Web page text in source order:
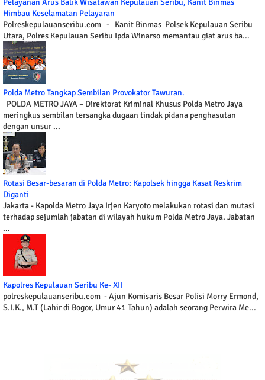
Himbau Keselamatan Pelayaran
Polreskepulauanseribu.com - Kanit Binmas Polsek Kepulauan Seribu
Utara, Polres Kepulauan Seribu Ipda Winarso memantau giat arus ba...
Polda Metro Tangkap Sembilan Provokator Tawuran.
POLDA METRO JAYA – Direktorat Kriminal Khusus Polda Metro Jaya
meringkus sembilan tersangka dugaan tindak pidana penghasutan
dengan unsur ...
Rotasi Besar-besaran di Polda Metro: Kapolsek hingga Kasat Reskrim
Diganti
Jakarta - Kapolda Metro Jaya Irjen Karyoto melakukan rotasi dan mutasi
terhadap sejumlah jabatan di wilayah hukum Polda Metro Jaya. Jabatan
...
Kapolres Kepulauan Seribu Ke- XII
polreskepulauanseribu.com - Ajun Komisaris Besar Polisi Morry Ermond,
S.I.K., M.T (Lahir di Bogor, Umur 41 Tahun) adalah seorang Perwira Me...